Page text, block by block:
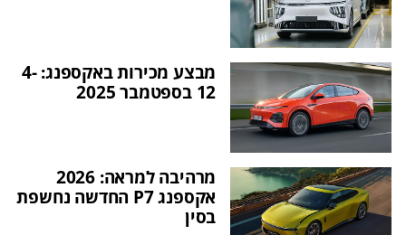
מבצע מכירות באקספנג: 4-
12 בספטמבר 2025
מרהיבה למראה: 2026
אקספנג P7 החדשה נחשפת
בסין